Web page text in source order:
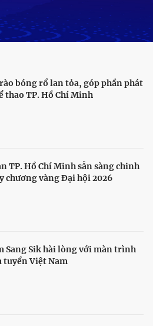
bóng rổ lan tỏa, góp phần phát
thao TP. Hồ Chí Minh
TP. Hồ Chí Minh sẵn sàng chinh
chương vàng Đại hội 2026
Sang Sik hài lòng với màn trình
tuyển Việt Nam